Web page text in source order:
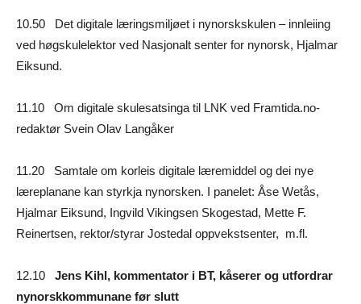
10.50 Det digitale læringsmiljøet i nynorskskulen – innleiing
ved høgskulelektor ved Nasjonalt senter for nynorsk, Hjalmar
Eiksund.
11.10 Om digitale skulesatsinga til LNK ved Framtida.no-
redaktør Svein Olav Langåker
11.20 Samtale om korleis digitale læremiddel og dei nye
læreplanane kan styrkja nynorsken. I panelet: Åse Wetås,
Hjalmar Eiksund, Ingvild Vikingsen Skogestad, Mette F.
Reinertsen, rektor/styrar Jostedal oppvekstsenter, m.fl.
12.10
Jens Kihl, kommentator i BT, kåserer og utfordrar
nynorskkommunane før slutt